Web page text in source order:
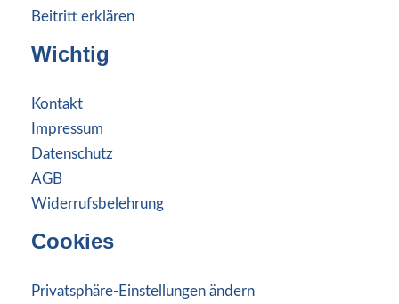
Beitritt erklären
Wichtig
Kontakt
Impressum
Datenschutz
AGB
Widerrufsbelehrung
Cookies
Privatsphäre-Einstellungen ändern